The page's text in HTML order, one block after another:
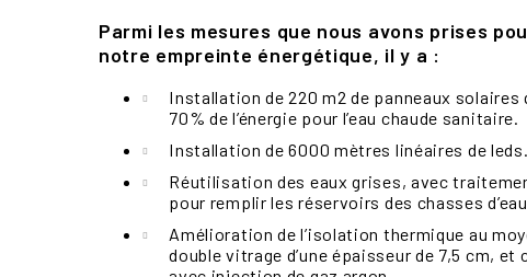
Parmi les mesures que nous avons prises
notre empreinte énergétique, il y a :
Installation de 220 m2 de panneaux
70% de l’énergie pour l’eau chaude sanitaire.
Installation de 6000 mètres linéaires de leds.
Réutilisation des eaux grises, avec
pour remplir les réservoirs des chasses
Amélioration de l’isolation thermique au
double vitrage d’une épaisseur de 7,5 cm, et